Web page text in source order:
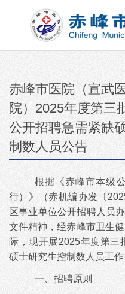
赤峰市医院（宣武
院）2025年度第三
公开招聘急需紧缺
制数人员公告
根据《赤峰市本级
行）》（赤机编办发〔
区事业单位公开招聘人员
文件精神，经赤峰市卫生
际，现开展2025年度第
硕士研究生控制数人员工作
一、招聘原则